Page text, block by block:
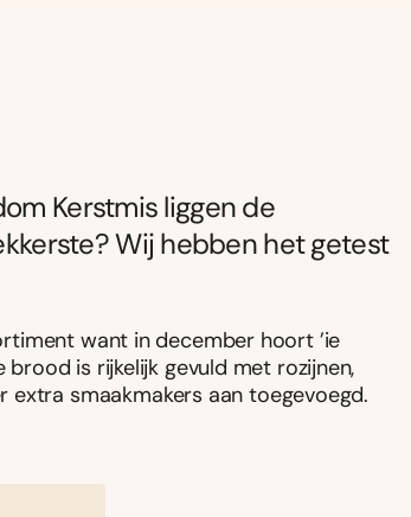
Kerstmis liggen de
Wij hebben het getest
want in december hoort ’ie
brood is rijkelijk gevuld met rozijnen,
extra smaakmakers aan toegevoegd.